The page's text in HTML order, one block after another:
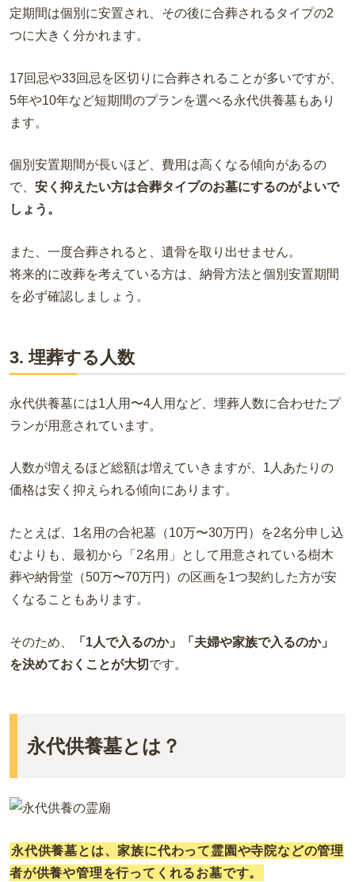
定期間は個別に安置され、その後に合葬されるタイプの2
つに大きく分かれます。
17回忌や33回忌を区切りに合葬されることが多いですが、
5年や10年など短期間のプランを選べる永代供養墓もあり
ます。
個別安置期間が長いほど、費用は高くなる傾向があるの
で、 安く抑えたい方は合葬タイプのお墓にするのがよいで
しょう。
また、一度合葬されると、遺骨を取り出せません。
将来的に改葬を考えている方は、納骨方法と個別安置期間
を必ず確認しましょう。
3. 埋葬する人数
永代供養墓には1人用〜4人用など、埋葬人数に合わせたプ
ランが用意されています。
人数が増えるほど総額は増えていきますが、1人あたりの
価格は安く抑えられる傾向にあります。
たとえば、1名用の合祀墓（10万〜30万円）を2名分申し込
むよりも、最初から「2名用」として用意されている樹木
葬や納骨堂（50万〜70万円）の区画を1つ契約した方が安
くなることもあります。
そのため、
「1人で入るのか」「夫婦や家族で入るのか」
を決めておくことが大切 です。
永代供養墓とは？
永代供養墓とは、家族に代わって霊園や寺院などの管理
者が供養や管理を行ってくれるお墓です。